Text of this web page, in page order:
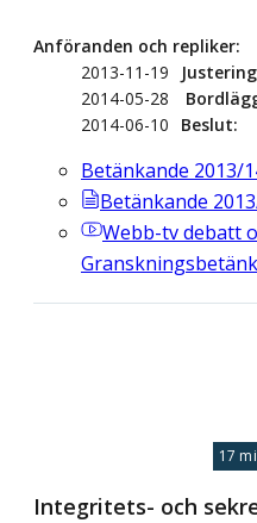
Anföranden och repliker
2013-11-19
Justering
2014-05-28
2014-06-10
Beslut
Betänkande 2013/
Betänkande
Webb-tvdebatt
17
Integritets- och